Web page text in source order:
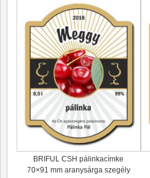
BRIFUL CSH pálinkacímke
70×91 mm aranysárga szegély